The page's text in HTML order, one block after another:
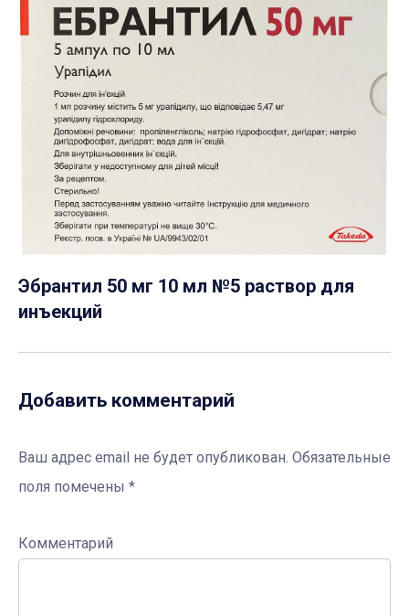
Эбрантил 50 мг 10 мл №5 раствор для
инъекций
Добавить комментарий
Ваш адрес email не будет опубликован. Обязательные
поля помечены *
Комментарий